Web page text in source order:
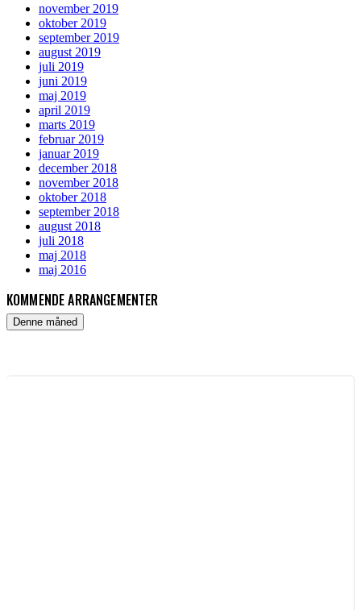
november 2019
oktober 2019
september 2019
august 2019
juli 2019
juni 2019
maj 2019
april 2019
marts 2019
februar 2019
januar 2019
december 2018
november 2018
oktober 2018
september 2018
august 2018
juli 2018
maj 2018
maj 2016
KOMMENDE ARRANGEMENTER
Denne måned